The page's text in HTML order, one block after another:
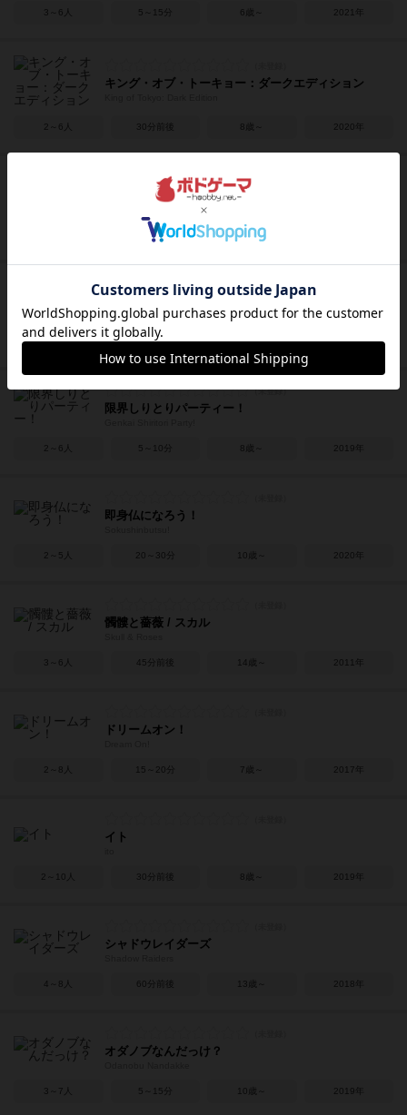
3～6人 5～15分 6歳～ 2021年
キング・オブ・トーキョー：ダークエディション
2～6人 30分前後 8歳～ 2020年
20分前後 6歳～
Urikai
2～4人 30～60分 12歳～ 2019年
限界しりとりパーティー！
2～6人 5～10分 8歳～ 2019年
即身仏になろう！
2～5人 20～30分 10歳～ 2020年
髑髏と薔薇 / スカル
3～6人 45分前後 14歳～ 2011年
ドリームオン！
2～8人 15～20分 7歳～ 2017年
イト
2～10人 30分前後 8歳～ 2019年
シャドウレイダーズ
4～8人 60分前後 13歳～ 2018年
オダノブなんだっけ？
3～7人 5～15分 10歳～ 2019年